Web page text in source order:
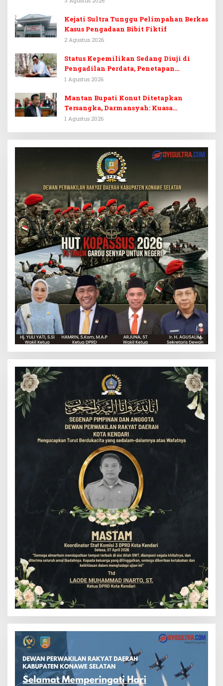
Kejati Sultra Tunggu Pelimpahan Berkas
Kasus Pengadaan Bibit Fiktif
2 Agustus 2026
Status Kepemilikan Sedang Diuji di
Pengadilan Perdata, Penetapan
Tersangka Dr. Ruksamin Dinilai
1 Agustus 2026
Mantan Bupati Konut Ditetapkan
Tersangka, Darmansyah: Kuasa
Hukumnya Diduga Kebingungan
1 Agustus 2026